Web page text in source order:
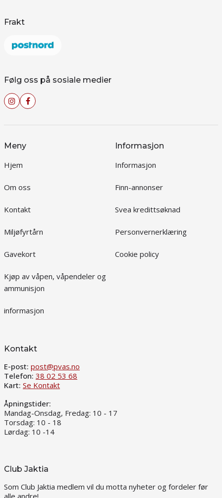
Frakt
Følg oss på sosiale medier
Meny
Hjem
Om oss
Kontakt
Miljøfyrtårn
Gavekort
Kjøp av våpen, våpendeler og
ammunisjon
informasjon
Informasjon
Informasjon
Finn-annonser
Svea kredittsøknad
Personvernerklæring
Cookie policy
Kontakt
E-post: post@pvas.no
Telefon: 38 02 53 68
Kart: Se Kontakt
Åpningstider:
Mandag-Onsdag, Fredag: 10 - 17
Torsdag: 10 - 18
Lørdag: 10 -14
Club Jaktia
Som Club Jaktia medlem vil du motta nyheter og fordeler før